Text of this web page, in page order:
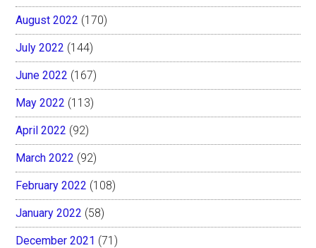
August 2022 (170)
July 2022 (144)
June 2022 (167)
May 2022 (113)
April 2022 (92)
March 2022 (92)
February 2022 (108)
January 2022 (58)
December 2021 (71)